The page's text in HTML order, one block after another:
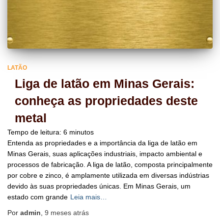
LATÃO
Liga de latão em Minas Gerais:
conheça as propriedades deste
metal
Tempo de leitura: 6 minutos
Entenda as propriedades e a importância da liga de latão em
Minas Gerais, suas aplicações industriais, impacto ambiental e
processos de fabricação. A liga de latão, composta principalmente
por cobre e zinco, é amplamente utilizada em diversas indústrias
devido às suas propriedades únicas. Em Minas Gerais, um
estado com grande Leia mais…
Por admin 9 meses atrás